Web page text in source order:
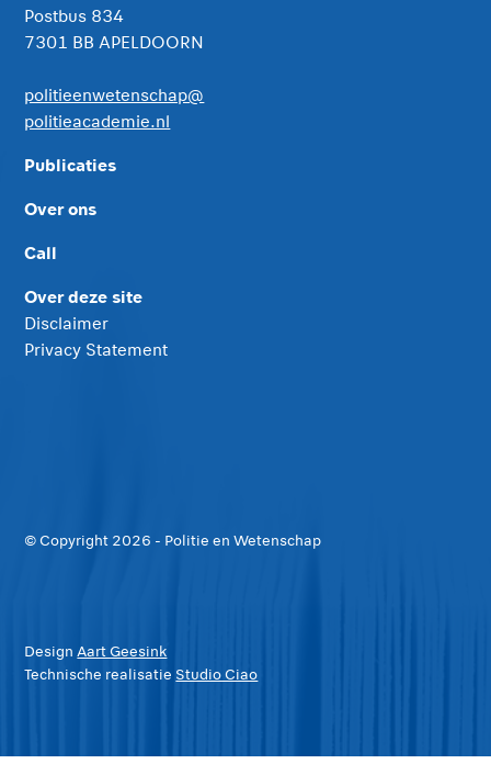
Postbus 834
7301 BB APELDOORN
politieenwetenschap@
politieacademie.nl
Publicaties
Over ons
Call
Over deze site
Disclaimer
Privacy Statement
© Copyright 2026 - Politie en Wetenschap
Design Aart Geesink
Technische realisatie Studio Ciao